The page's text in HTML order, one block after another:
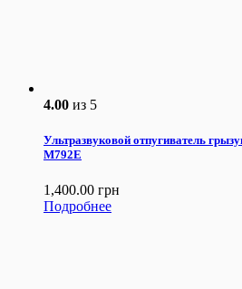
4.00 из 5
Ультразвуковой отпугиватель
М792Е
1,400.00 грн
Подробнее